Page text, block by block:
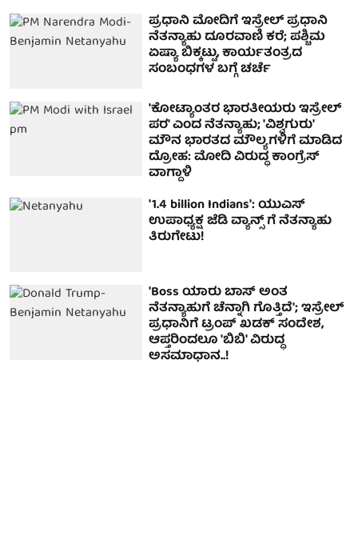
ಪ್ರಧಾನಿ ಮೋದಿಗೆ ಇಸ್ರೇಲ್ ಪ್ರಧಾನಿ
ನೆತನ್ಯಾಹು ದೂರವಾಣಿ ಕರೆ; ಪಶ್ಚಿಮ
ಏಷ್ಯಾ ಬಿಕ್ಕಟ್ಟು, ಕಾರ್ಯತಂತ್ರದ
ಸಂಬಂಧಗಳ ಬಗ್ಗೆ ಚರ್ಚೆ
'ಕೋಟ್ಯಾಂತರ ಭಾರತೀಯರು ಇಸ್ರೇಲ್
ಪರ' ಎಂದ ನೆತನ್ಯಾಹು; 'ವಿಶ್ವಗುರು'
ಮೌನ ಭಾರತದ ಮೌಲ್ಯಗಳಿಗೆ ಮಾಡಿದ
ದ್ರೋಹ: ಮೋದಿ ವಿರುದ್ಧ ಕಾಂಗ್ರೆಸ್
ವಾಗ್ದಾಳಿ
'1.4 billion Indians': ಯುಎಸ್
ಉಪಾಧ್ಯಕ್ಷ ಜೆಡಿ ವ್ಯಾನ್ಸ್ ಗೆ ನೆತನ್ಯಾಹು
ತಿರುಗೇಟು!
'Boss ಯಾರು ಬಾಸ್ ಅಂತ
ನೆತನ್ಯಾಹುಗೆ ಚೆನ್ನಾಗಿ ಗೊತ್ತಿದೆ'; ಇಸ್ರೇಲ್
ಪ್ರಧಾನಿಗೆ ಟ್ರಂಪ್ ಖಡಕ್ ಸಂದೇಶ,
ಆಪ್ತರಿಂದಲೂ 'ಬಿಬಿ' ವಿರುದ್ಧ
ಅಸಮಾಧಾನ..!